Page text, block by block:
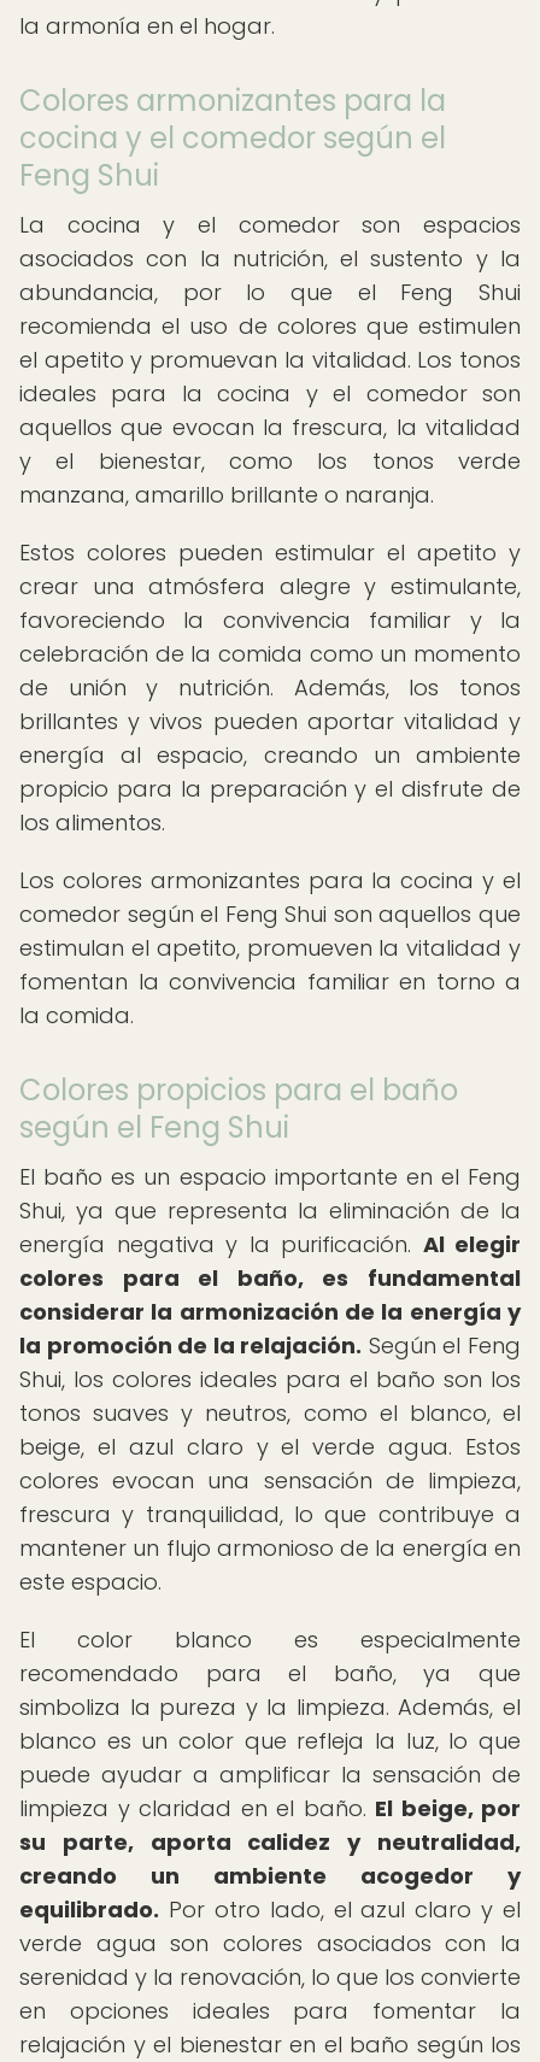
la armonía en el hogar.
Colores armonizantes para la
cocina y el comedor según el
Feng Shui
La cocina y el comedor son espacios
asociados con la nutrición, el sustento y la
abundancia, por lo que el Feng Shui
recomienda el uso de colores que estimulen
el apetito y promuevan la vitalidad. Los tonos
ideales para la cocina y el comedor son
aquellos que evocan la frescura, la vitalidad
y el bienestar, como los tonos verde
manzana, amarillo brillante o naranja.
Estos colores pueden estimular el apetito y
crear una atmósfera alegre y estimulante,
favoreciendo la convivencia familiar y la
celebración de la comida como un momento
de unión y nutrición. Además, los tonos
brillantes y vivos pueden aportar vitalidad y
energía al espacio, creando un ambiente
propicio para la preparación y el disfrute de
los alimentos.
Los colores armonizantes para la cocina y el
comedor según el Feng Shui son aquellos que
estimulan el apetito, promueven la vitalidad y
fomentan la convivencia familiar en torno a
la comida.
Colores propicios para el baño
según el Feng Shui
El baño es un espacio importante en el Feng
Shui, ya que representa la eliminación de la
energía negativa y la purificación. Al elegir
colores para el baño, es fundamental
considerar la armonización de la energía y
la promoción de la relajación. Según el Feng
Shui, los colores ideales para el baño son los
tonos suaves y neutros, como el blanco, el
beige, el azul claro y el verde agua. Estos
colores evocan una sensación de limpieza,
frescura y tranquilidad, lo que contribuye a
mantener un flujo armonioso de la energía en
este espacio.
El color blanco es especialmente
recomendado para el baño, ya que
simboliza la pureza y la limpieza. Además, el
blanco es un color que refleja la luz, lo que
puede ayudar a amplificar la sensación de
limpieza y claridad en el baño. El beige, por
su parte, aporta calidez y neutralidad,
creando un ambiente acogedor y
equilibrado. Por otro lado, el azul claro y el
verde agua son colores asociados con la
serenidad y la renovación, lo que los convierte
en opciones ideales para fomentar la
relajación y el bienestar en el baño según los